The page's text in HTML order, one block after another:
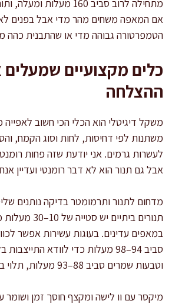
מתחילה לרוב סביב 160
אם המאפה משחים מהר מדי אבל בפנים
הטמפרטורה גבוהה מדי או שהתבנית כהה
כלים מקצועיים שמעלים
ההצלחה
משקל דיגיטלי הוא הכלי הכי חשוב
משתנות לפי דחיסות, לחות וסוג הקמח,
לעשרות גרמים. אני יודעת שזה פחות
אבל גם תנור הוא לא דבר רומנטי ועדיין
מדחום לתנור ותרמומטר בדיקה נותנים
תנורים ביתיים
במאפים עדינים. בעוגות עשירות אפשר
סביב 94–98 מעלות כדי לוודא
וטבעות שמרים סביב 88–93 מעלות, תלוי בלחות ובשומן.
מיקסר עם וו לישה ומקצף חוסך זמן